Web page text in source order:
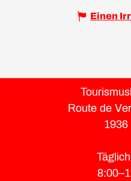
Einen
Route de
1936